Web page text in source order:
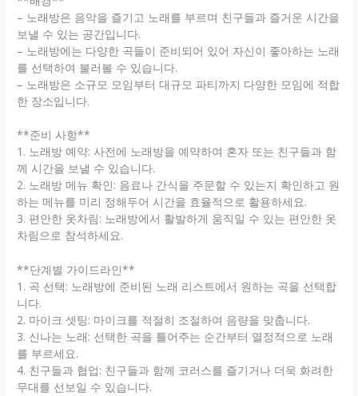
– 노래방은 음악을 즐기고 노래를 부르며 친구들과 즐거운 시간을
보낼 수 있는 공간입니다.
– 노래방에는 다양한 곡들이 준비되어 있어 자신이 좋아하는 노래
를 선택하여 불러볼 수 있습니다.
– 노래방은 소규모 모임부터 대규모 파티까지 다양한 모임에 적합
한 장소입니다.
**준비 사항**
1. 노래방 예약: 사전에 노래방을 예약하여 혼자 또는 친구들과 함
께 시간을 보낼 수 있습니다.
2. 노래방 메뉴 확인: 음료나 간식을 주문할 수 있는지 확인하고 원
하는 메뉴를 미리 정해두어 시간을 효율적으로 활용하세요.
3. 편안한 옷차림: 노래방에서 활발하게 움직일 수 있는 편안한 옷
차림으로 참석하세요.
**단계별 가이드라인**
1. 곡 선택: 노래방에 준비된 노래 리스트에서 원하는 곡을 선택합
니다.
2. 마이크 셋팅: 마이크를 적절히 조절하여 음량을 맞춥니다.
3. 신나는 노래: 선택한 곡을 틀어주는 순간부터 열정적으로 노래
를 부르세요.
4. 친구들과 협업: 친구들과 함께 코러스를 즐기거나 더욱 화려한
무대를 선보일 수 있습니다.